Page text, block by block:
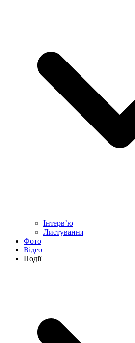
Інтерв’ю
Листування
Фото
Відео
Події